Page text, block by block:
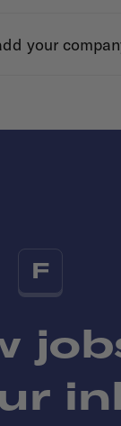
your
F